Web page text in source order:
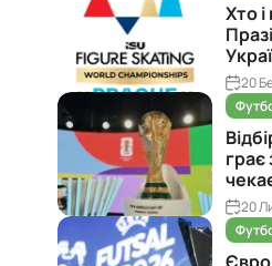
Хто
2026
20
грає
20